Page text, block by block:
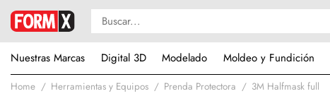
Nuestras Marcas
Digital 3D Modelado Moldeo y Fundición
Home Herramientas y Equipos Prenda Protectora 3M Halfmask full